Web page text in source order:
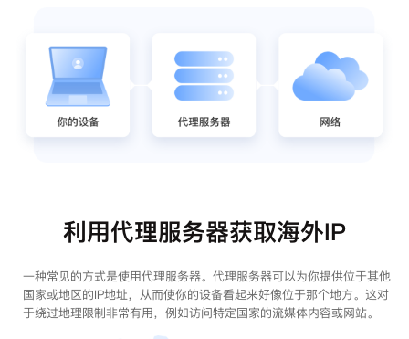
利用代理服务器获取海外IP
一种常见的方式是使用代理服务器。代理服务器可以为你提供位于其他
国家或地区的IP地址，从而使你的设备看起来好像位于那个地方。这对
于绕过地理限制非常有用，例如访问特定国家的流媒体内容或网站。